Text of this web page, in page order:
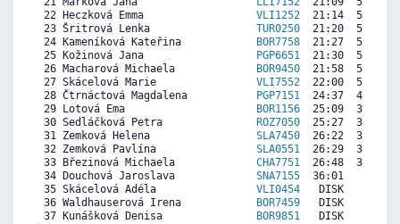
22 Heczková Emma VLI1252
21:14  5781
23 Šritrová Lenka TUR0250
21:20  5731
24 Kameníková Kateřina
BOR7758
21:27  5674
25 Kožinová Jana
PGP6651
21:30  5649
26 Macharová Michaela
BOR9450
21:58  5420
27 Skácelová Marie VLI7552
22:00  5403
28 Čtrnáctová Magdalena
PGP7151
24:37  4115
29 Lotová Ema
BOR1156
25:09  3853
30 Sedláčková Petra
ROZ7050
25:27  3705
31 Zemková Helena SLA7450
26:22  3254
32 Zemková Pavlína SLA0551
26:29  3197
33 Březinová Michaela CHA7751
26:48  3041
34 Douchová Jaroslava SNA7155
36:01     0
35 Skácelová Adéla VLI0454
DISK     0
36 Waldhauserová Irena
BOR7459
DISK     0
37 Kunášková Denisa
BOR9851
DISK     0